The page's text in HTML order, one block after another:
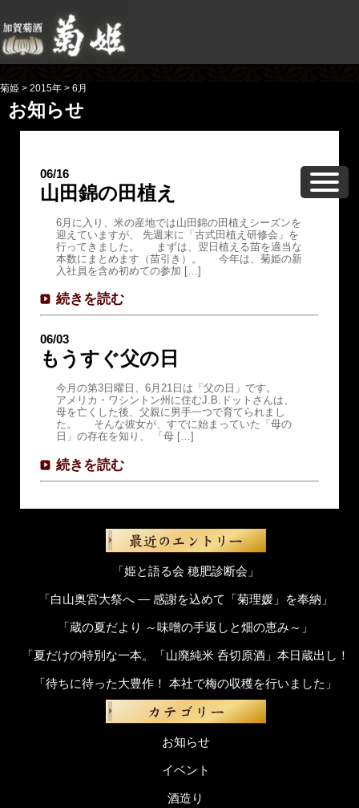
菊姫 > 2015年 > 6月
お知らせ
06/16
山田錦の田植え
6月に入り、米の産地では山田錦の田植えシーズンを
迎えていますが、 先週末に「古式田植え研修会」を
行ってきました。 まずは、翌日植える苗を適当な
本数にまとめます（苗引き）。 今年は、菊姫の新
入社員を含め初めての参加 […]
続きを読む
06/03
もうすぐ父の日
今月の第3日曜日、6月21日は「父の日」です。
アメリカ・ワシントン州に住むJ.B.ドットさんは、
母を亡くした後、父親に男手一つで育てられまし
た。 そんな彼女が、すでに始まっていた「母の
日」の存在を知り、 「母 […]
続きを読む
「姫と語る会 穂肥診断会」
「白山奥宮大祭へ ― 感謝を込めて「菊理媛」を奉納」
「蔵の夏だより ～味噌の手返しと畑の恵み～」
「夏だけの特別な一本。「山廃純米 呑切原酒」本日蔵出し！
「待ちに待った大豊作！ 本社で梅の収穫を行いました」
お知らせ
イベント
酒造り